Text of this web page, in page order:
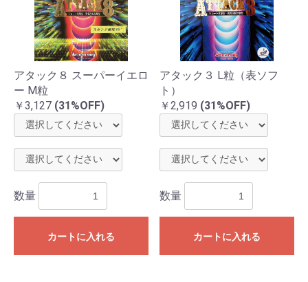
アタック８ スーパーイエロ
ー M粒
￥3,127 (31%OFF)
数量
カートに入れる
アタック３ L粒（表ソフ
ト）
￥2,919 (31%OFF)
数量
カートに入れる